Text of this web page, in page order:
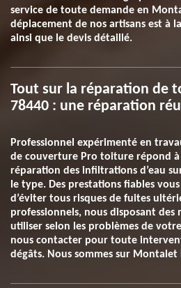
service de toute demande en
déplacement de nos artisans est à
ainsi que le devis détaillé.
Tout sur la réparation de
78440 : une réparation
Professionnel expérimenté en
de couverture Pro toiture répond à
réparation des infiltrations d’eau
le type. Des prestations fiables
d’éviter tous risques de fuites
professionnels, nous disposant des
utiliser selon les problèmes de
nous contacter pour toute
dégâts. Nous sommes sur Montalet